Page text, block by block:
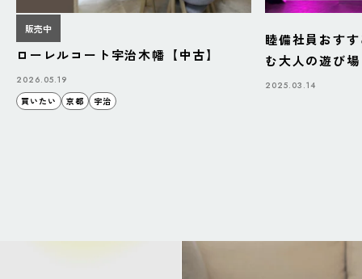
販売中
ローレルコート宇治木幡【中古】
2026.05.19
買いたい
京都 宇治
睦備社員おす
む大人の遊び
BAZAAR」
2025.03.14